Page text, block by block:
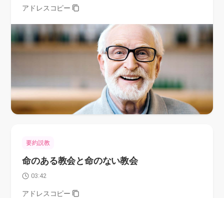
アドレスコピー
要約説教
命のある教会と命のない教会
03:42
アドレスコピー